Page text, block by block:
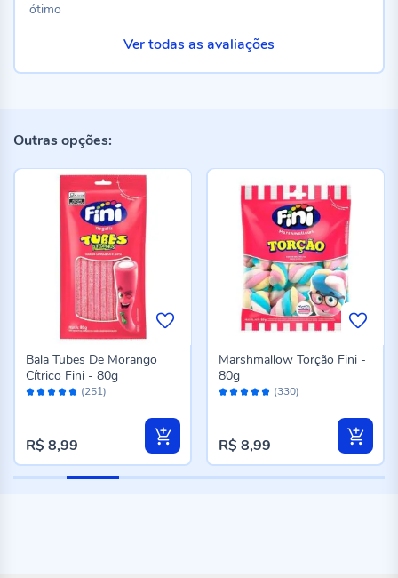
ótimo
Ver todas as avaliações
Outras opções:
Avaliação: (251)
Bala Tubes De Morango
Cítrico Fini - 80g
R$ 8,99
Avaliação: (330)
Marshmallow Torção Fini -
80g
R$ 8,99